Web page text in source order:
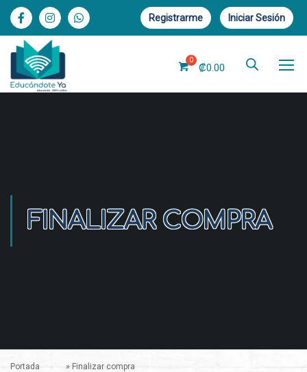
Registrarme Iniciar Sesión
₡0.00
FINALIZAR COMPRA
Portada » Finalizar compra